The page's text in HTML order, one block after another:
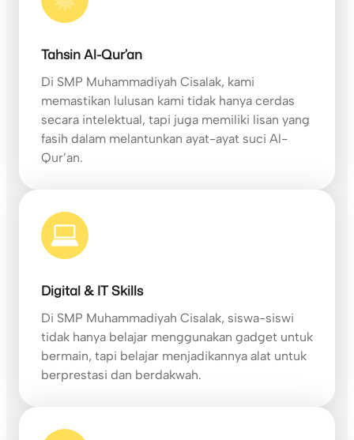
Tahsin Al-Qur’an
Di SMP Muhammadiyah Cisalak, kami
memastikan lulusan kami tidak hanya cerdas
secara intelektual, tapi juga memiliki lisan yang
fasih dalam melantunkan ayat-ayat suci Al-
Qur’an.
Digital & IT Skills
Di SMP Muhammadiyah Cisalak, siswa-siswi
tidak hanya belajar menggunakan gadget untuk
bermain, tapi belajar menjadikannya alat untuk
berprestasi dan berdakwah.